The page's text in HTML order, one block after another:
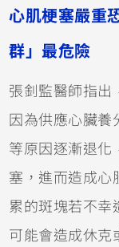
心肌梗塞嚴重
群」最危險
張釗監醫師指出
因為供應心臟養
等原因逐漸退化
塞，進而造成心
累的斑塊若不幸
可能會造成休克